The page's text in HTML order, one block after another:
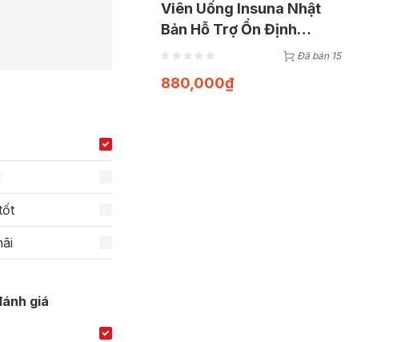
giá
Viên Uống Insuna Nhật
Bản Hỗ Trợ Ổn Định
Đường Huyết (Hộp 120Đã bán 15
880,000₫